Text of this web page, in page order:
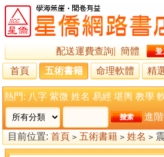
配送運費查詢
簡體
首頁
五術書籍 命理軟體 精
熱門: 八字 紫微 姓名 易經 堪輿 教學
進
目前位置: 首頁 > 五術書籍 > 姓名 >